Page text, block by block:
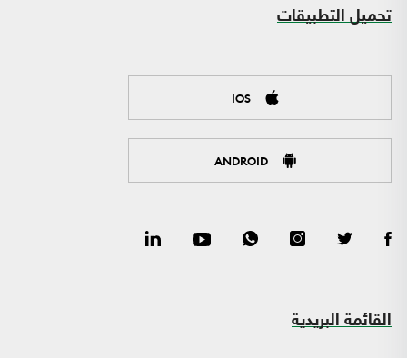
تحميل التطبيقات
IOS
ANDROID
القائمة البريدية